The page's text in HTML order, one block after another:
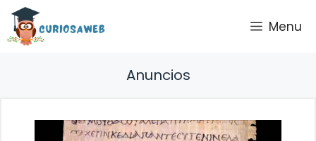
Saltar
contenido
Menu
Anuncios